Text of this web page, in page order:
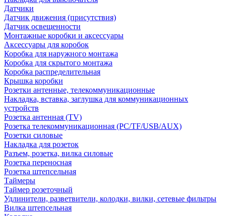
Датчики
Датчик движения (присутствия)
Датчик освещенности
Монтажные коробки и аксессуары
Аксессуары для коробок
Коробка для наружного монтажа
Коробка для скрытого монтажа
Коробка распределительная
Крышка коробки
Розетки антенные, телекоммуникационные
Накладка, вставка, заглушка для коммуникационных
устройств
Розетка антенная (TV)
Розетка телекоммуникационная (PC/TF/USB/AUX)
Розетки силовые
Накладка для розеток
Разъем, розетка, вилка силовые
Розетка переносная
Розетка штепсельная
Таймеры
Таймер розеточный
Удлинители, разветвители, колодки, вилки, сетевые фильтры
Вилка штепсельная